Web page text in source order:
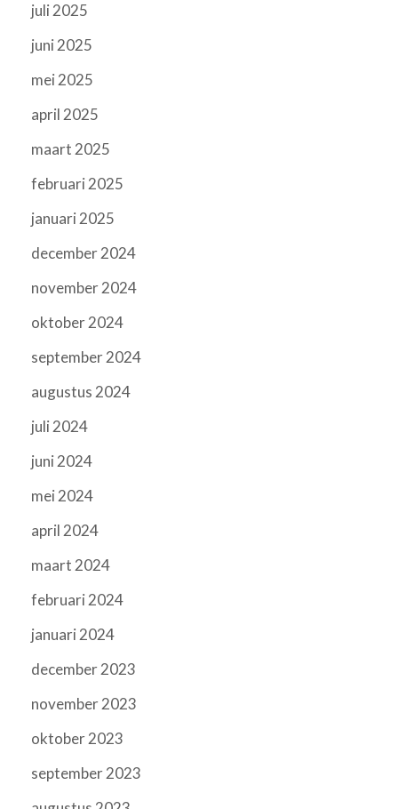
juli 2025
juni 2025
mei 2025
april 2025
maart 2025
februari 2025
januari 2025
december 2024
november 2024
oktober 2024
september 2024
augustus 2024
juli 2024
juni 2024
mei 2024
april 2024
maart 2024
februari 2024
januari 2024
december 2023
november 2023
oktober 2023
september 2023